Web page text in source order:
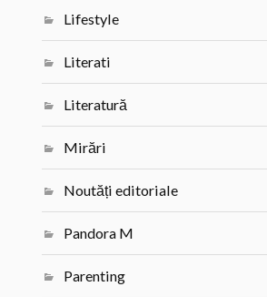
Lifestyle
Literati
Literatură
Mirări
Noutăți editoriale
Pandora M
Parenting